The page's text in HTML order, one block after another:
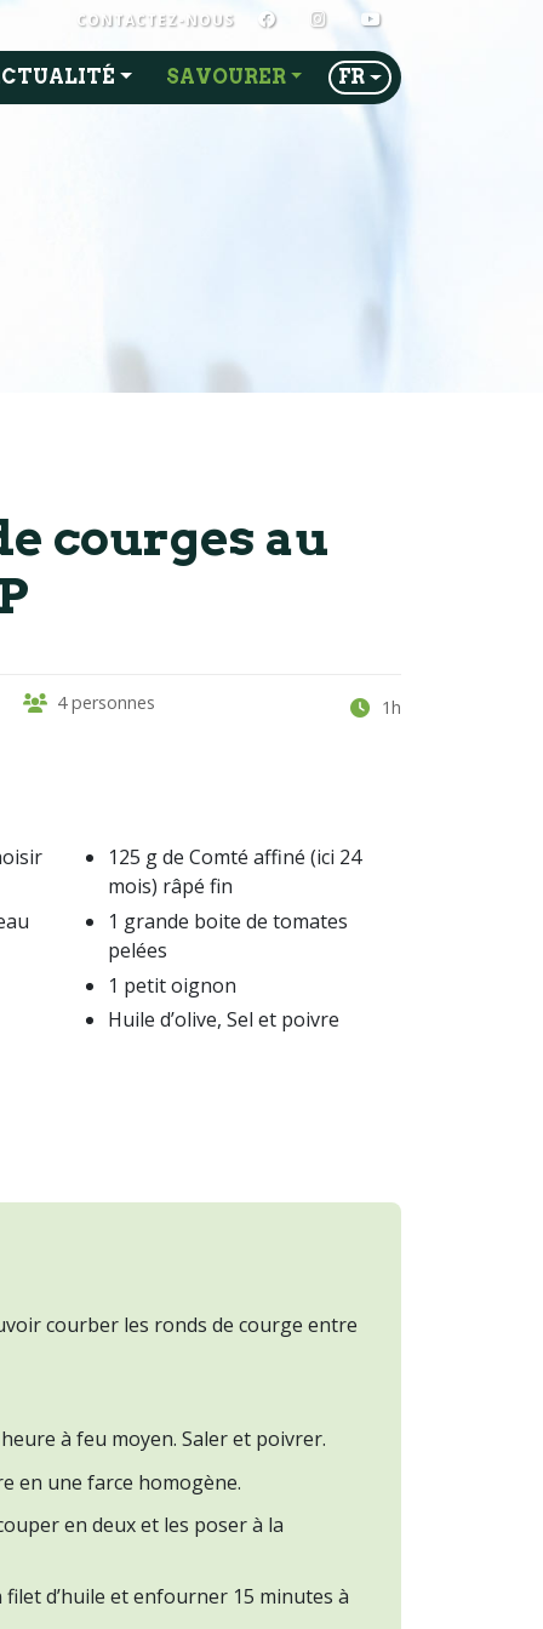
CONTACTEZ-NOUS FACEBOOKINSTAGRAM
SAVOURER FR
courges au
4 personnes
1h
125 g de Comté affiné (ici 24
mois) râpé fin
1 grande boite de tomates
pelées
1 petit oignon
Huile d’olive, Sel et poivre
courber les ronds de courge entre
à feu moyen. Saler et poivrer.
en une farce homogène.
en deux et les poser à la
d’huile et enfourner 15 minutes à